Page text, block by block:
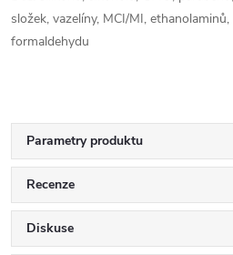
složek, vazelíny, MCI/MI,
formaldehydu
Parametry produktu
Recenze
Diskuse